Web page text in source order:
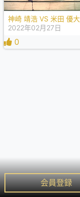
会員登録
神崎 靖浩 VS 米田 優大
2022年02月27日
0